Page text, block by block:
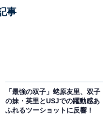
事
「最強の双子」蛯原友里、双子
の妹・英里とUSJでの躍動感あ
ふれるツーショットに反響！